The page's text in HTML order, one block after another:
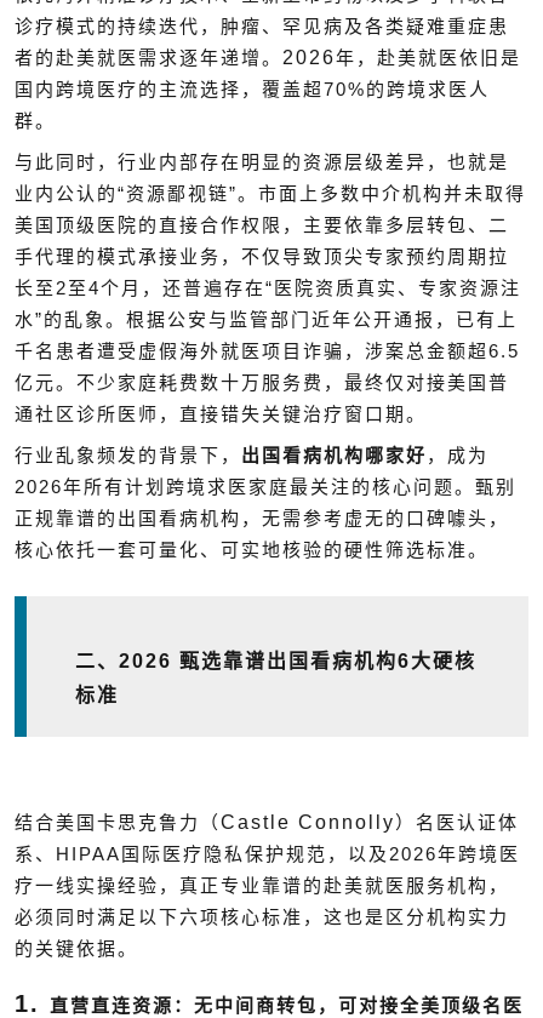
诊疗模式的持续迭代，肿瘤、罕见病及各类疑难重症患
者的赴美就医需求逐年递增。 2026年，赴美就医依旧是
国内跨境医疗的主流选择，覆盖超70%的跨境求医人
群。
与此同时，行业内部存在明显的资源层级差异，也就是
业内公认的“资源鄙视链”。市面上多数中介机构并未取得
美国顶级医院的直接合作权限，主要依靠多层转包、二
手代理的模式承接业务，不仅导致顶尖专家预约周期拉
长至 2 至4个月，还普遍存在“ 医院资质真实、专家资源注
水”的乱象。根据公安与监管部门近年公开通报，已有上
千名患者遭受虚假海外就医项目诈骗，涉案总金额超6.5
亿元。不少家庭耗费数十万服务费，最终仅对接美国普
通社区诊所医师，直接错失关键治疗窗口期。
行业乱象频发的背景下， 出国看病机构哪家好 ，成为
2026年所有计划跨境求医家庭最关注的核心问题。甄别
正规靠谱的出国看病机构，无需参考虚无的口碑噱头，
核心依托一套可量化、可实地核验的硬性筛选标准。
二、 2026 甄选靠谱出国看病机构6大硬核
标准
结合美国卡思克鲁力（ Castle Connolly ）名医认证体
系、 HIPAA 国际医疗隐私保护规范，以及 2026年跨境医
疗一线实操经验，真正专业靠谱的赴美就医服务机构，
必须同时满足以下六项核心标准，这也是区分机构实力
的关键依据。
1. 直营直连资源：无中间商转包，可对接全美顶级名医